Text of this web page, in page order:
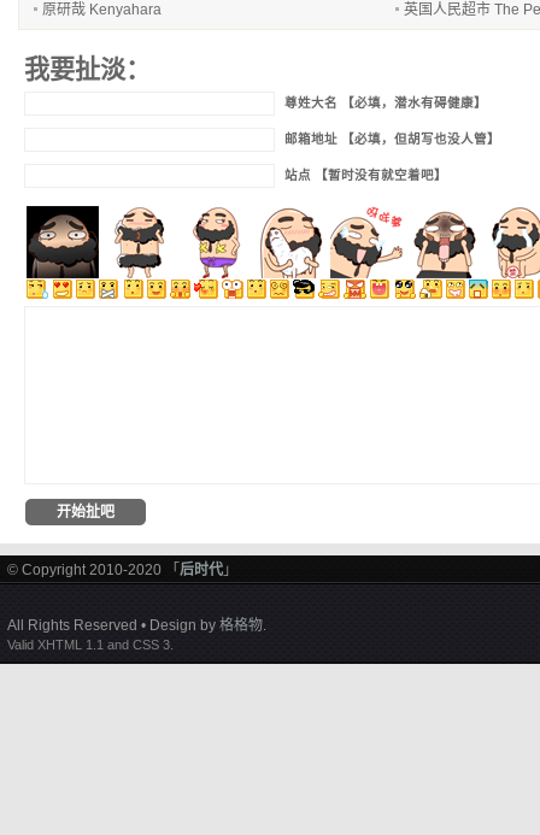
原研哉 Kenyahara
英国人民超市 The
我要扯淡：
尊姓大名 【必填，潜水有碍健康】
邮箱地址 【必填，但胡写也没人管】
站点 【暂时没有就空着吧】
© Copyright 2010-2020 「 后时代 」
All Rights Reserved • Design by 格格物.
Valid XHTML 1.1 and CSS 3.